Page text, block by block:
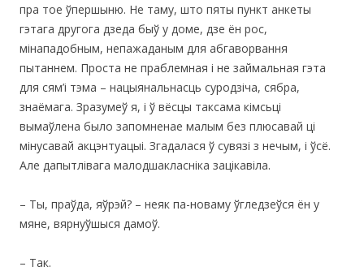
пра тое ўпершыню. Не таму, што пяты пункт анкеты
гэтага другога дзеда быў у доме, дзе ён рос,
мінападобным, непажаданым для абгаворвання
пытаннем. Проста не праблемная і не займальная гэта
для сям’і тэма – нацыянальнасць суродзіча, сябра,
знаёмага. Зразумеў я, і ў вёсцы таксама кімсьці
вымаўлена было запомненае малым без плюсавай ці
мінусавай акцэнтуацыі. Згадалася ў сувязі з нечым, і ўсё.
Але дапытлівага малодшакласніка зацікавіла.
– Ты, праўда, яўрэй? – неяк па-новаму ўгледзеўся ён у
мяне, вярнуўшыся дамоў.
– Так.